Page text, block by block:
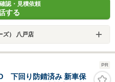
認・見積依頼
する
ズ） 八戸店
PR
下回り防錆済み 新車保